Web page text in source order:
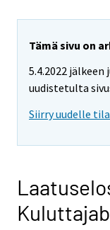
Tämä sivu on
5.4.2022
uudistetulta
Siirry uudelle